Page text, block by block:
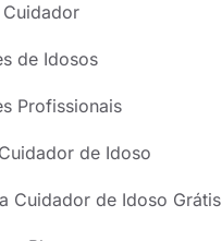
de Idosos
Profissionais
de Idoso
Cuidador de Idoso Grátis